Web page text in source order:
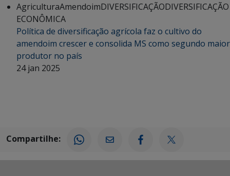
AgriculturaAmendoimDIVERSIFICAÇÃODIVERSIFICAÇÃO
ECONÔMICA
Política de diversificação agrícola faz o cultivo do
amendoim crescer e consolida MS como segundo maior
produtor no país
24 jan 2025
Compartilhe: